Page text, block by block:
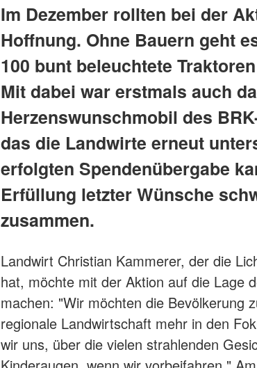
Im Dezember rollten bei der
Hoffnung. Ohne Bauern geht
100 bunt beleuchtete
Mit dabei war erstmals auch
Herzenswunschmobil des
das die Landwirte erneut
erfolgten Spendenübergabe
Erfüllung letzter Wünsche
zusammen.
Landwirt Christian Kammerer, der die
hat, möchte mit der Aktion auf die Lage
machen: "Wir möchten die Bevölkerung
regionale Landwirtschaft mehr in den
wir uns, über die vielen strahlenden